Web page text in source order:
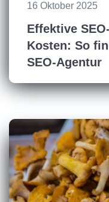
16 Oktober 2025
Effektive
Kosten: So
SEO-Agentur